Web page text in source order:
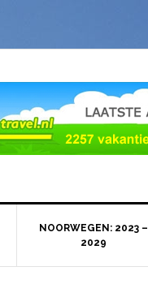
NOORWEGEN: 2023 –
2029